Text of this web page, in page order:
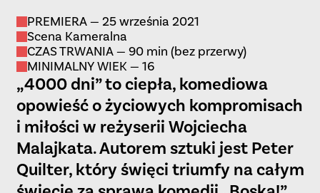
PREMIERA — 25 września 2021
Scena Kameralna
CZAS TRWANIA — 90 min (bez przerwy)
MINIMALNY WIEK — 16
„4000 dni” to ciepła, komediowa
opowieść o życiowych kompromisach
i miłości w reżyserii Wojciecha
Malajkata. Autorem sztuki jest Peter
Quilter, który święci triumfy na całym